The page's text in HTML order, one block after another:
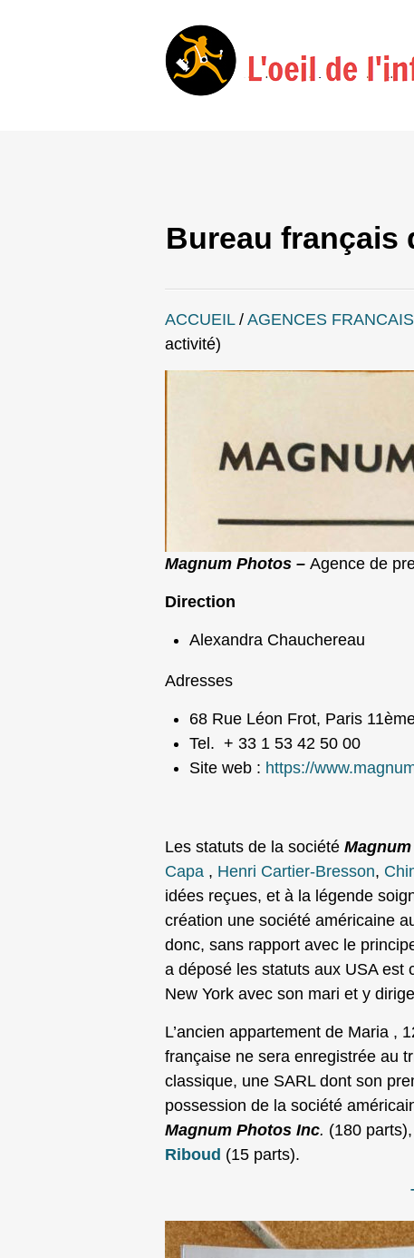
Bureau français
ACCUEIL/ AGENCES
activité)
Magnum Photos – Agence de
Direction
Alexandra Chauchereau
Adresses
68 Rue Léon Frot, Paris
Tel. + 33 1 53 42 50 00
Site web : https://
Les statuts de la société
Capa , Henri Cartier-Bresson,
idées reçues, et à la légende
création une société américaine
donc, sans rapport avec le
a déposé les statuts aux USA est
New York avec son mari et y
L’ancien appartement de Maria ,
française ne sera enregistrée au
classique, une SARL dont son
possession de la société
Magnum Photos Inc. (180
Riboud (15 parts).